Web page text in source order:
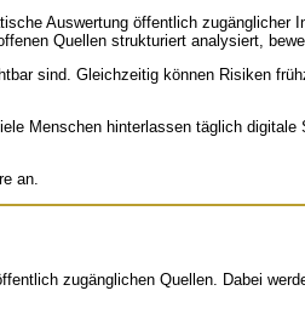
Auswertung öffentlich
Quellen strukturiert analysiert,
sind. Gleichzeitig können Risiken
Menschen hinterlassen täglich
an.
zugänglichen Quellen. Dabei